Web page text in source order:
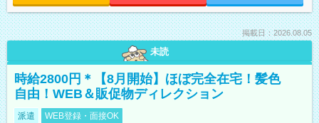
掲載日：2026.08.05
未読
時給2800円＊【8月開始】ほぼ完全在宅！髪色
自由！WEB＆販促物ディレクション
派遣 WEB登録・面接OK